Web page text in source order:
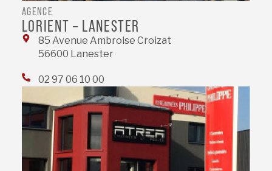
AGENCE
LORIENT – LANESTER
85 Avenue Ambroise Croizat
56600 Lanester
02 97 06 10 00